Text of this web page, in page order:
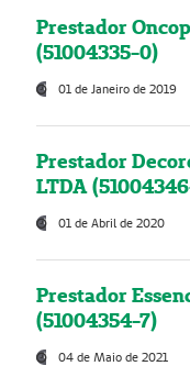
Prestador
(51004335-0)
01 de Janeiro de 2019
Prestador
LTDA
01 de Abril de 2020
Prestador
(51004354-7)
04 de Maio de 2021